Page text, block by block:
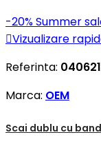
-20%Summer
Vizualizare
Referinta:
Marca: OEM
Scai dublu cu